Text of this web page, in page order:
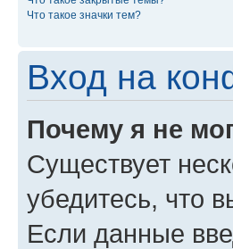
Что такое значки тем?
Вход на
Почему я не
Существует
убедитесь, что
Если данные